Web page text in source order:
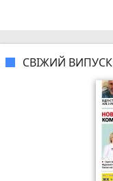
СВІЖИЙ ВИПУСК